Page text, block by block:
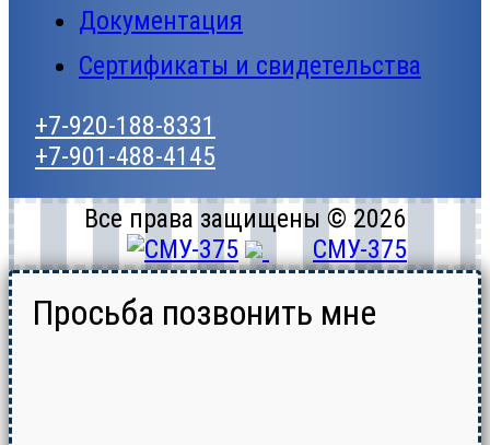
Документация
Сертификаты и свидетельства
+7-920-188-8331
+7-901-488-4145
Все права защищены © 2026
СМУ-375
Просьба позвонить мне